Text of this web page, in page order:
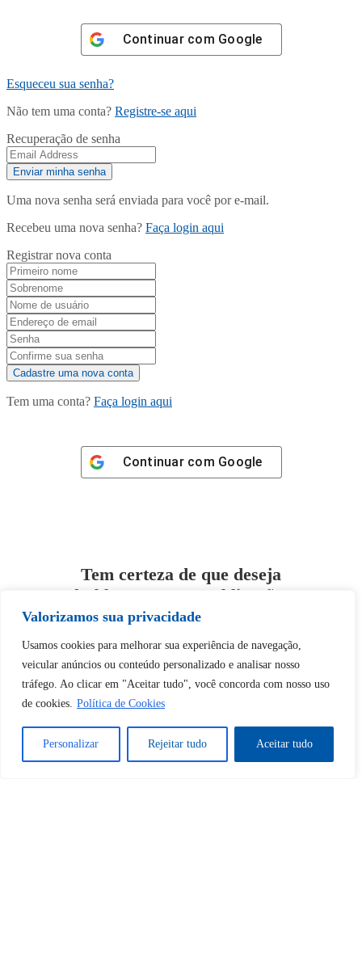
Valorizamos sua privacidade
Usamos cookies para melhorar sua experiência de navegação,
veicular anúncios ou conteúdo personalizado e analisar nosso
tráfego. Ao clicar em "Aceitar tudo", você concorda com nosso uso
de cookies. Política de Cookies
Personalizar Rejeitar tudo Aceitar tudo
Continuar com Google
Esqueceu sua senha?
Não tem uma conta? Registre-se aqui
Recuperação de senha
Uma nova senha será enviada para você por e-mail.
Recebeu uma nova senha? Faça login aqui
Registrar nova conta
Tem uma conta? Faça login aqui
Continuar com Google
Tem certeza de que deseja
desbloquear esta publicação?
Desbloquear esquerda : 0
Sim Não